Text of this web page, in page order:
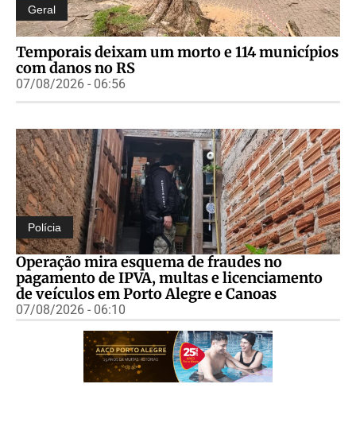
Geral
Temporais deixam um morto e 114 municípios
com danos no RS
07/08/2026 - 06:56
Polícia
Operação mira esquema de fraudes no
pagamento de IPVA, multas e licenciamento
de veículos em Porto Alegre e Canoas
07/08/2026 - 06:10